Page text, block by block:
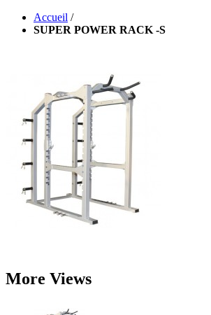
Accueil /
SUPER POWER RACK -S
More Views